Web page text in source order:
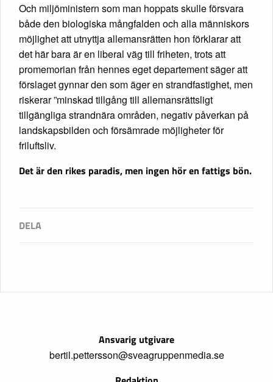
Och miljöministern som man hoppats skulle försvara
både den biologiska mångfalden och alla människors
möjlighet att utnyttja allemansrätten hon förklarar att
det här bara är en liberal väg till friheten, trots att
promemorian från hennes eget departement säger att
förslaget gynnar den som äger en strandfastighet, men
riskerar ”minskad tillgång till allemansrättsligt
tillgängliga strandnära områden, negativ påverkan på
landskapsbilden och försämrade möjligheter för
friluftsliv.
Det är den rikes paradis, men ingen hör en fattigs bön.
Ansvarig utgivare
bertil.pettersson@sveagruppenmedia.se